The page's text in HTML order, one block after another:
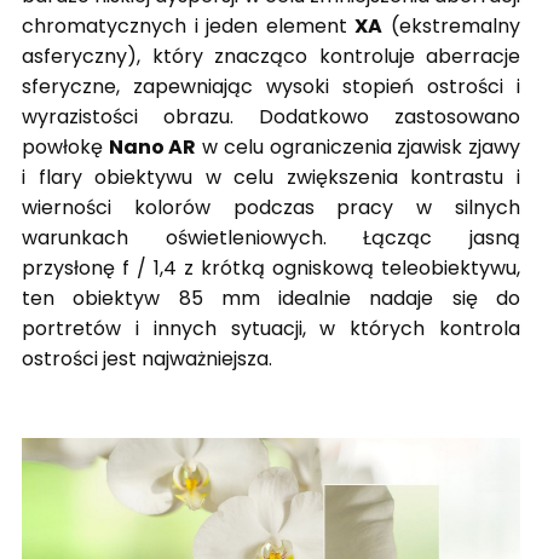
chromatycznych i jeden elementXA (ekstremalny
asferyczny), który znacząco kontroluje aberracje
sferyczne, zapewniając wysoki stopień ostrości i
wyrazistości obrazu. Dodatkowo zastosowano
powłokę Nano AR w celu ograniczenia zjawisk zjawy
i flary obiektywu w celu zwiększenia kontrastu i
wierności kolorów podczas pracy w silnych
warunkach oświetleniowych. Łącząc jasną
przysłonę f / 1,4 z krótką ogniskową teleobiektywu,
ten obiektyw 85 mm idealnie nadaje się do
portretów i innych sytuacji, w których kontrola
ostrości jest najważniejsza.